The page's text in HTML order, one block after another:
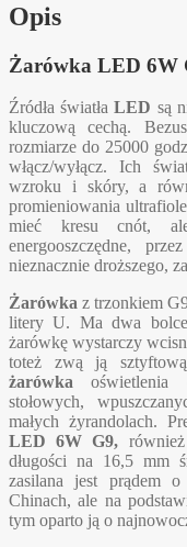
Opis
Żarówka LED 6W
Źródła światłaLED są
kluczową cechą.
rozmiarze do 25000
włącz/wyłącz. Ich
wzroku i skóry, a
promieniowania
mieć kresu cnót,
energooszczędne,
nieznacznie droższego,
Żarówka z trzonkiem
litery U. Ma dwa
żarówkę wystarczy
toteż zwą ją
żarówka oświetlenia
stołowych,
małych żyrandolach.
LED 6W G9,
długości na 16,5 mm
zasilana jest prądem
Chinach, ale na
tym oparto ją o